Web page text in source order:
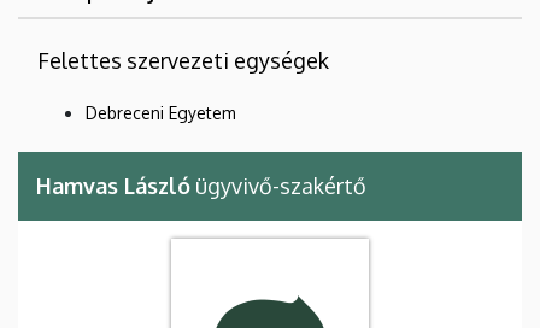
Felettes szervezeti egységek
Debreceni Egyetem
Hamvas László ügyvivő-szakértő